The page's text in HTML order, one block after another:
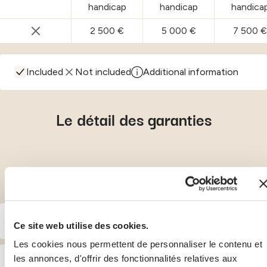
Ce site web utilise des cookies.
Les cookies nous permettent de personnaliser le contenu et
les annonces, d'offrir des fonctionnalités relatives aux
handicap
handicap
ESSENTIAL – Perte et retard de bagages :
CLASSIC – Perte et retard de
2 500 €
CARE – Perte et
5 000 € 7 500 €
Included Not included Additional information
Le détail des garanties
Assurance voyage médicale
– Franchise / Quote-part :
100 € par événement assuré
Assurance Voyage domestique